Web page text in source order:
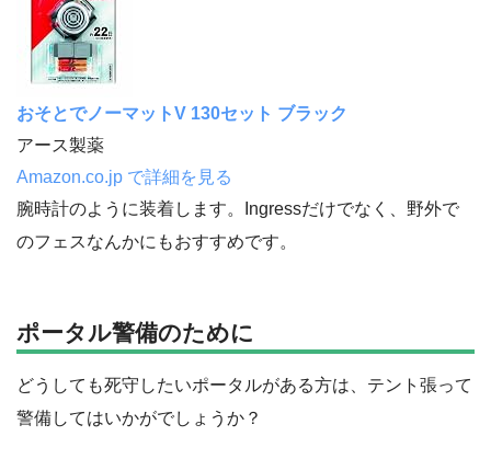
おそとでノーマットV 130セット ブラック
アース製薬
Amazon.co.jp で詳細を見る
腕時計のように装着します。Ingressだけでなく、野外で
のフェスなんかにもおすすめです。
ポータル警備のために
どうしても死守したいポータルがある方は、テント張って
警備してはいかがでしょうか？